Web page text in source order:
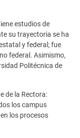
estudios de
su trayectoria se ha
y federal; fue
federal. Asimismo,
Politécnica de
de la Rectora:
los campus
los procesos